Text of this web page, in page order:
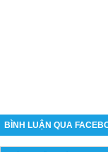
BÌNH LUẬN QUA